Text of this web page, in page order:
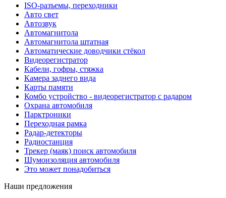
ISO-разъемы, переходники
Авто свет
Автозвук
Автомагнитола
Автомагнитола штатная
Автоматические доводчики стёкол
Видеорегистратор
Кабели, гофры, стяжка
Камера заднего вида
Карты памяти
Комбо устройство - видеорегистратор с радаром
Охрана автомобиля
Парктроники
Переходная рамка
Радар-детекторы
Радиостанция
Трекер (маяк) поиск автомобиля
Шумоизоляция автомобиля
Это может понадобиться
Наши предложения